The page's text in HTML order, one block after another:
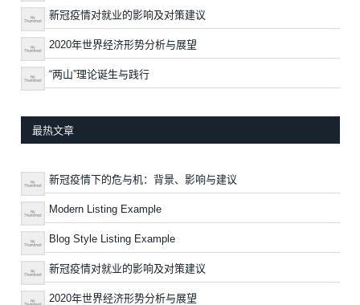
新冠疫情对就业的影响及对策建议
2020年世界经济形势分析与展望
“两山”理论诞生与践行
最热文章
新冠疫情下的危与机：背景、影响与建议
Modern Listing Example
Blog Style Listing Example
新冠疫情对就业的影响及对策建议
2020年世界经济形势分析与展望